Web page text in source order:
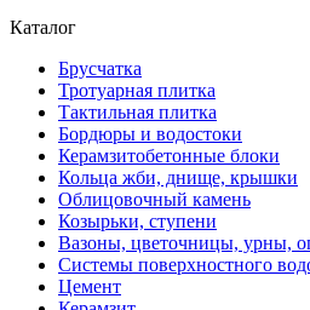
Каталог
Брусчатка
Тротуарная плитка
Тактильная плитка
Бордюры и водостоки
Керамзитобетонные блоки
Кольца жби, днище, крышки
Облицовочный камень
Козырьки, ступени
Вазоны, цветочницы, урны,
Системы поверхностного
Цемент